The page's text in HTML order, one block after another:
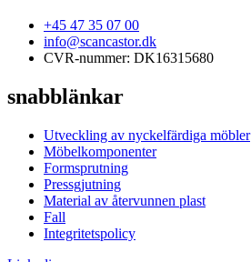
+45 47 35 07 00
info@scancastor.dk
CVR-nummer: DK16315680
snabblänkar
Utveckling av nyckelfärdiga möbler
Möbelkomponenter
Formsprutning
Pressgjutning
Material av återvunnen plast
Fall
Integritetspolicy